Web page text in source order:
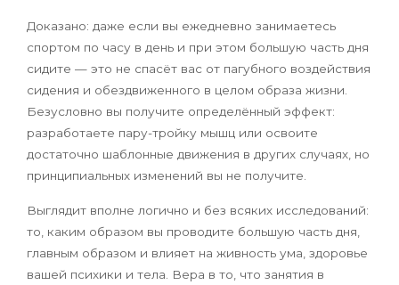
Доказано: даже если вы ежедневно занимаетесь
спортом по часу в день и при этом большую часть дня
сидите — это не спасёт вас от пагубного воздействия
сидения и обездвиженного в целом образа жизни.
Безусловно вы получите определённый эффект:
разработаете пару-тройку мышц или освоите
достаточно шаблонные движения в других случаях, но
принципиальных изменений вы не получите.
Выглядит вполне логично и без всяких исследований:
то, каким образом вы проводите большую часть дня,
главным образом и влияет на живность ума, здоровье
вашей психики и тела. Вера в то, что занятия в